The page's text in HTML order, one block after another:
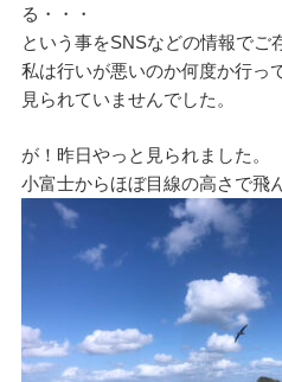
る・・・
という事をSNSなどの情報でご
私は行いが悪いのか何度か行っ
見られていませんでした。
が！昨日やっと見られました。
小富士からほぼ目線の高さで飛